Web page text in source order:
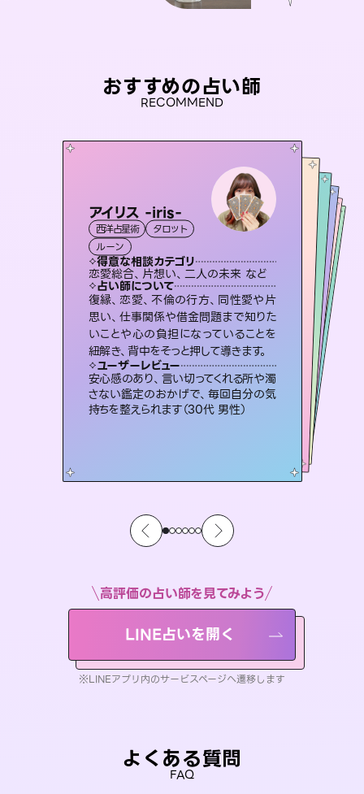
おすすめの占い師
RECOMMEND
アイリス -iris-
西洋占星術
タロット
ルーン
得意な相談カテゴリ
恋愛総合、片想い、二人の未来 など
占い師について
復縁、恋愛、不倫の行方、同性愛や片
思い、仕事関係や借金問題まで知りた
いことや心の負担になっていることを
紐解き、背中をそっと押して導きます。
ユーザーレビュー
安心感のあり、言い切ってくれる所や濁
さない鑑定のおかげで、毎回自分の気
持ちを整えられます（30代 男性）
おう 霊感オラクル
霊視・オーラ
オラクルカード
得意な相談カテゴリ
恋愛総合、あの人の気持ち など
占い師について
霊視×オラクルカードを使って「今」と
「未来」そして「気になるあの人の気持
ち」まで丁寧に読み解き、恋や人生のヒ
ントを優しく引き出します。
ユーザーレビュー
不安な気持ちが嘘みたいに晴れまし
た…！よく視えていらっしゃるんだなと
感じました（40代 女性）
彗望（すいぼう
霊視・オーラ
スピリチュアル・リーディング
得意な相談カテゴリ
片想い、あの人の気持ち、復縁 など
占い師について
3,700年以上の歴史を持つ東洋最古の
占術「易占」で詳細まで占い、幸せへ向
かう道筋を示します。厳しい結果にも具
体的な対策をお伝えします。
ユーザーレビュー
複雑な背景もしっかり聞いて鑑定して
いただけました。気持ちが楽になりまし
た（50代 女性）
未来視師＊花
霊視・オーラ
スピリチュアル・リーディング
得意な相談カテゴリ
出逢い、片想い、復縁 など
占い師について
未来には何パターンもの選択肢があります。不安で視えにくくなっているあなたの素敵な未来を見つけ、その未来を選択できるようアドバイスします。
ユーザーレビュー
職場の人の性質や人間関係、本心など
本当によく視えていてびっくり。対策が
打てて前向きになれます（40代）
桃源珠羽
スピリチュアル・リーディング
得意な相談カテゴリ
片想い、あの人の気持ち、復縁 など
占い師について
恋愛のお悩みの中でも特に「曖昧な関
係」の相談を得意としており、友達以上
恋人未満なお相手との今後や本音を丁
寧に読み解き恋愛成就へと導きます。
ユーザーレビュー
鑑定していただいてアドバイス通りに行
動すると仲が復活してきました。ありが
とうございました（40代 女性）
セラピスト理恵
霊視・オーラ タロット
スピリチュアル・リーディング
得意な相談カテゴリ
片想い、二人の未来、年の差 など
占い師について
連絡再開、復縁、成就などの報告実績
多数。セラピストとして2万超の施術経
験があるからこそできる鑑定で、より良
い未来をサポートします。
ユーザーレビュー
とても心温まる鑑定でした。しかもこち
らは何も言っていないのに視えていらっ
しゃるんだなと驚きです（30代女性）
高評価の占い師を見てみよう
LINE占いを開く
※LINEアプリ内のサービスページへ遷移します
よくある質問
FAQ